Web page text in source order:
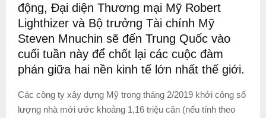
động, Đại diện Thương mại Mỹ Robert
Lighthizer và Bộ trưởng Tài chính Mỹ
Steven Mnuchin sẽ đến Trung Quốc vào
cuối tuần này để chốt lại các cuộc đàm
phán giữa hai nền kinh tế lớn nhất thế giới.
Các công ty xây dựng Mỹ trong tháng 2/2019 khởi công số
lượng nhà mới ước khoảng 1,16 triệu căn (nếu tính theo